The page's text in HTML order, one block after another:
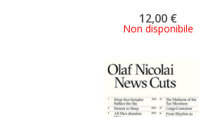
12,00 €
Non disponibile